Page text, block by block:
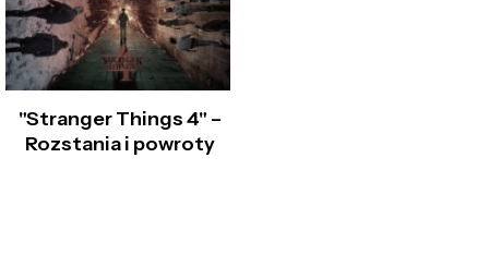
"Stranger Things 4" –
Rozstania i powroty